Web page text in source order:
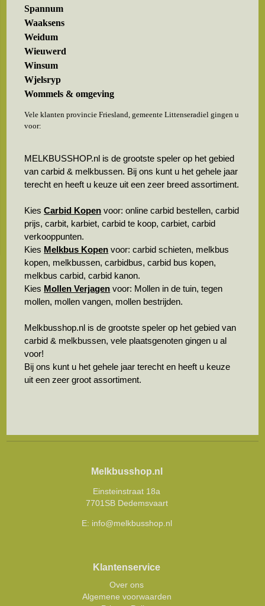
Spannum
Waaksens
Weidum
Wieuwerd
Winsum
Wjelsryp
Wommels & omgeving
Vele klanten provincie Friesland, gemeente Littenseradiel gingen u
voor:
MELKBUSSHOP.nl is de grootste speler op het gebied
van carbid & melkbussen. Bij ons kunt u het gehele jaar
terecht en heeft u keuze uit een zeer breed assortiment.
KiesCarbid Kopen voor: online carbid bestellen, carbid
prijs, carbit, karbiet, carbid te koop, carbiet, carbid
verkooppunten.
Kies Melkbus Kopen voor: carbid schieten, melkbus
kopen, melkbussen, carbidbus, carbid bus kopen,
melkbus carbid, carbid kanon.
Kies Mollen Verjagen voor: Mollen in de tuin, tegen
mollen, mollen vangen, mollen bestrijden.
Melkbusshop.nl is de grootste speler op het gebied van
carbid & melkbussen, vele plaatsgenoten gingen u al
voor!
Bij ons kunt u het gehele jaar terecht en heeft u keuze
uit een zeer groot assortiment.
Melkbusshop.nl
Einsteinstraat 18a
7701SB Dedemsvaart
E: info@melkbusshop.nl
Klantenservice
Over ons
Algemene voorwaarden